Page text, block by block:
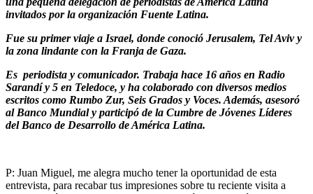
invitados por la organización Fuente Latina.
Fue su primer viaje a Israel, donde conoció Jerusalem, Tel Aviv y
la zona lindante con la Franja de Gaza.
Es periodista y comunicador. Trabaja hace 16 años en Radio
Sarandí y 5 en Teledoce, y ha colaborado con diversos medios
escritos como Rumbo Zur, Seis Grados y Voces. Además, asesoró
al Banco Mundial y participó de la Cumbre de Jóvenes Líderes
del Banco de Desarrollo de América Latina.
P: Juan Miguel, me alegra mucho tener la oportunidad de esta
entrevista, para recabar tus impresiones sobre tu reciente visita a